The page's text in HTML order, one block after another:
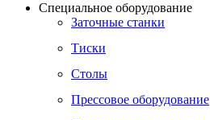
Специальное оборудование
Заточные станки
Тиски
Столы
Прессовое оборудование